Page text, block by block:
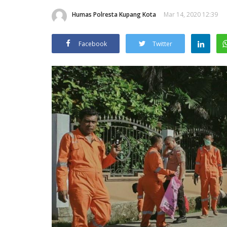
Humas Polresta Kupang Kota Mar 14, 2020 12:39
Facebook Twitter